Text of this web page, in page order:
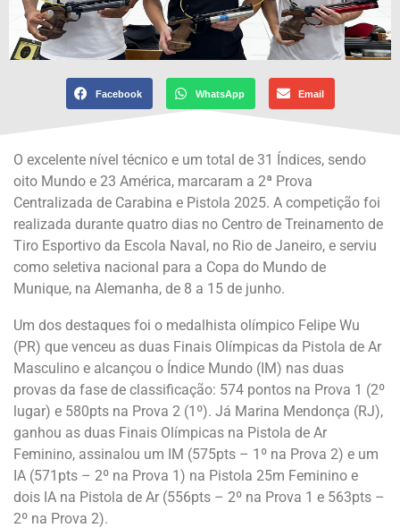
Facebook WhatsApp Email
O excelente nível técnico e um total de 31 Índices, sendo
oito Mundo e 23 América, marcaram a 2ª Prova
Centralizada de Carabina e Pistola 2025. A competição foi
realizada durante quatro dias no Centro de Treinamento de
Tiro Esportivo da Escola Naval, no Rio de Janeiro, e serviu
como seletiva nacional para a Copa do Mundo de
Munique, na Alemanha, de 8 a 15 de junho.
Um dos destaques foi o medalhista olímpico Felipe Wu
(PR) que venceu as duas Finais Olímpicas da Pistola de Ar
Masculino e alcançou o Índice Mundo (IM) nas duas
provas da fase de classificação: 574 pontos na Prova 1 (2º
lugar) e 580pts na Prova 2 (1º). Já Marina Mendonça (RJ),
ganhou as duas Finais Olímpicas na Pistola de Ar
Feminino, assinalou um IM (575pts – 1º na Prova 2) e um
IA (571pts – 2º na Prova 1) na Pistola 25m Feminino e
dois IA na Pistola de Ar (556pts – 2º na Prova 1 e 563pts –
2º na Prova 2).